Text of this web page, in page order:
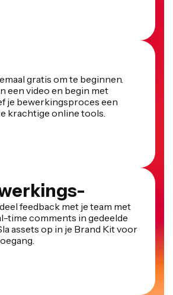
gratis om te beginnen.
een video en begin met
je bewerkingsproces een
krachtige online tools.
feedback met je team met
time comments in gedeelde
assets op in je Brand Kit voor